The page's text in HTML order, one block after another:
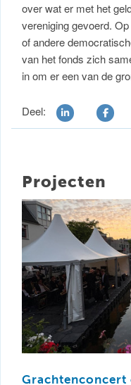
over wat er met het
vereniging gevoerd.
of andere
van het fonds zich
in om er een van de
Deel:
Projecten
Grachtenconcert